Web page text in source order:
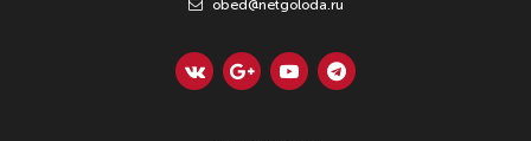
obed@netgoloda.ru